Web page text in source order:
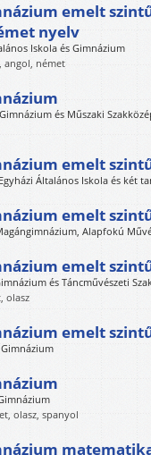
emelt
nyelv
Iskola és Gimnázium
angol, német
és Műszaki
emelt
Általános Iskola és két
emelt
Alapfokú
emelt
és Táncművészeti
olasz
emelt
olasz, spanyol